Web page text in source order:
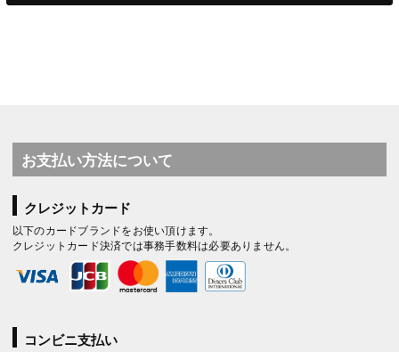
お支払い方法について
クレジットカード
以下のカードブランドをお使い頂けます。
クレジットカード決済では事務手数料は必要ありません。
コンビニ支払い